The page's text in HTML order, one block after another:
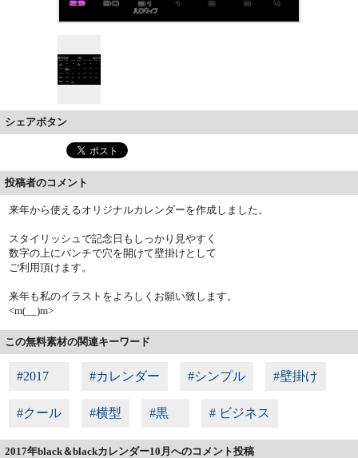
シェアボタン
投稿者のコメント
来年から使えるオリジナルカレンダーを作成しました。
スタイリッシュで記念日もしっかり見やすく
数字の上にパンチで穴を開けて壁掛けとして
ご利用頂けます。
来年も私のイラストをよろしくお願い致します。
<m(__)m>
この無料素材の関連キーワード
#2017 #カレンダー #シンプル #壁掛け
#クール #横型 #黒 # ビジネス
2017年black＆blackカレンダー10月へのコメント投稿